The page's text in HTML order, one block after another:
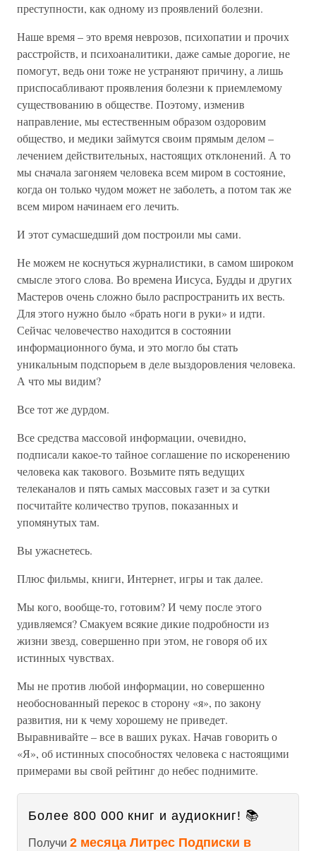
преступности, как одному из проявлений болезни.
Наше время – это время неврозов, психопатии и прочих
расстройств, и психоаналитики, даже самые дорогие, не
помогут, ведь они тоже не устраняют причину, а лишь
приспосабливают проявления болезни к приемлемому
существованию в обществе. Поэтому, изменив
направление, мы естественным образом оздоровим
общество, и медики займутся своим прямым делом –
лечением действительных, настоящих отклонений. А то
мы сначала загоняем человека всем миром в состояние,
когда он только чудом может не заболеть, а потом так же
всем миром начинаем его лечить.
И этот сумасшедший дом построили мы сами.
Не можем не коснуться журналистики, в самом широком
смысле этого слова. Во времена Иисуса, Будды и других
Мастеров очень сложно было распространить их весть.
Для этого нужно было «брать ноги в руки» и идти.
Сейчас человечество находится в состоянии
информационного бума, и это могло бы стать
уникальным подспорьем в деле выздоровления человека.
А что мы видим?
Все тот же дурдом.
Все средства массовой информации, очевидно,
подписали какое-то тайное соглашение по искоренению
человека как такового. Возьмите пять ведущих
телеканалов и пять самых массовых газет и за сутки
посчитайте количество трупов, показанных и
упомянутых там.
Вы ужаснетесь.
Плюс фильмы, книги, Интернет, игры и так далее.
Мы кого, вообще-то, готовим? И чему после этого
удивляемся? Смакуем всякие дикие подробности из
жизни звезд, совершенно при этом, не говоря об их
истинных чувствах.
Мы не против любой информации, но совершенно
необоснованный перекос в сторону «я», по закону
развития, ни к чему хорошему не приведет.
Выравнивайте – все в ваших руках. Начав говорить о
«Я», об истинных способностях человека с настоящими
примерами вы свой рейтинг до небес поднимите.
Более 800 000 книг и аудиокниг! 📚
Получи 2 месяца Литрес Подписки в